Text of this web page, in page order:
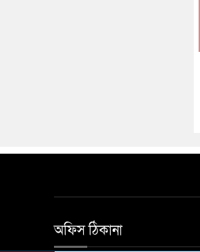
অফিস ঠিকানা